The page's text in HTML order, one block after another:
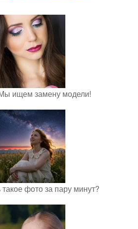
ищем замену модели!
такое фото за пару минут?